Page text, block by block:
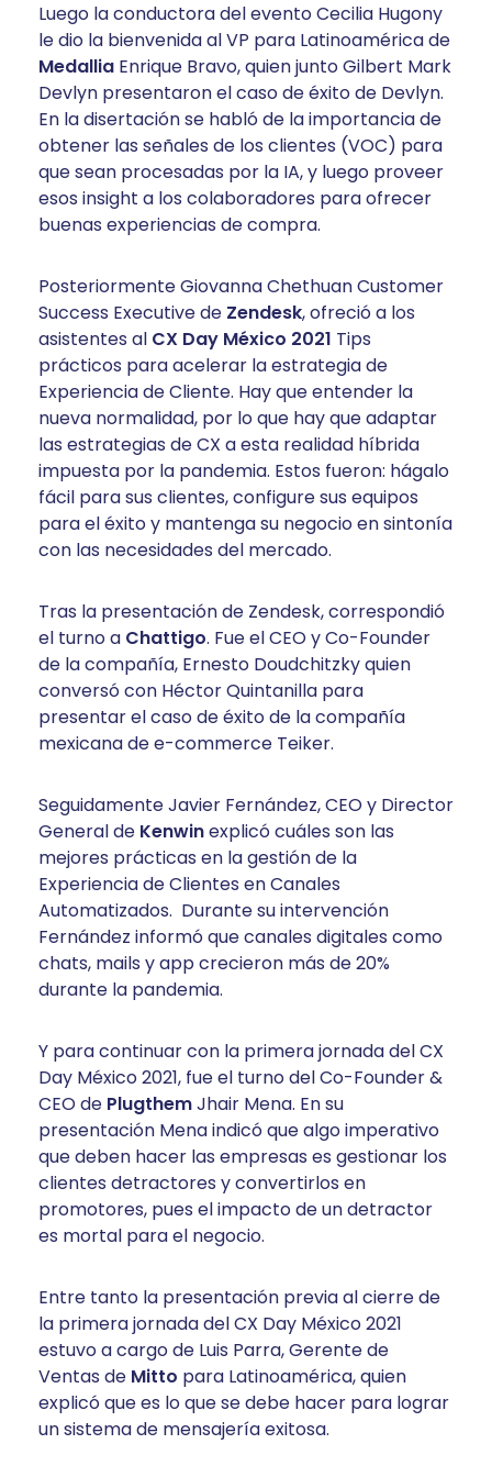
Luego la conductora del evento Cecilia Hugony
le dio la bienvenida al VP para Latinoamérica de
Medallia Enrique Bravo, quien junto Gilbert Mark
Devlyn presentaron el caso de éxito de Devlyn.
En la disertación se habló de la importancia de
obtener las señales de los clientes (VOC) para
que sean procesadas por la IA, y luego proveer
esos insight a los colaboradores para ofrecer
buenas experiencias de compra.
Posteriormente Giovanna Chethuan Customer
Success Executive de Zendesk, ofreció a los
asistentes al CX Day México 2021 Tips
prácticos para acelerar la estrategia de
Experiencia de Cliente. Hay que entender la
nueva normalidad, por lo que hay que adaptar
las estrategias de CX a esta realidad híbrida
impuesta por la pandemia. Estos fueron: hágalo
fácil para sus clientes, configure sus equipos
para el éxito y mantenga su negocio en sintonía
con las necesidades del mercado.
Tras la presentación de Zendesk, correspondió
el turno a Chattigo. Fue el CEO y Co-Founder
de la compañía, Ernesto Doudchitzky quien
conversó con Héctor Quintanilla para
presentar el caso de éxito de la compañía
mexicana de e-commerce Teiker.
Seguidamente Javier Fernández, CEO y Director
General de Kenwinexplicó cuáles son las
mejores prácticas en la gestión de la
Experiencia de Clientes en Canales
Automatizados. Durante su intervención
Fernández informó que canales digitales como
chats, mails y app crecieron más de 20%
durante la pandemia.
Y para continuar con la primera jornada del CX
Day México 2021, fue el turno del Co-Founder &
CEO de PlugthemJhair Mena. En su
presentación Mena indicó que algo imperativo
que deben hacer las empresas es gestionar los
clientes detractores y convertirlos en
promotores, pues el impacto de un detractor
es mortal para el negocio.
Entre tanto la presentación previa al cierre de
la primera jornada del CX Day México 2021
estuvo a cargo de Luis Parra, Gerente de
Ventas de Mitto para Latinoamérica, quien
explicó que es lo que se debe hacer para lograr
un sistema de mensajería exitosa.